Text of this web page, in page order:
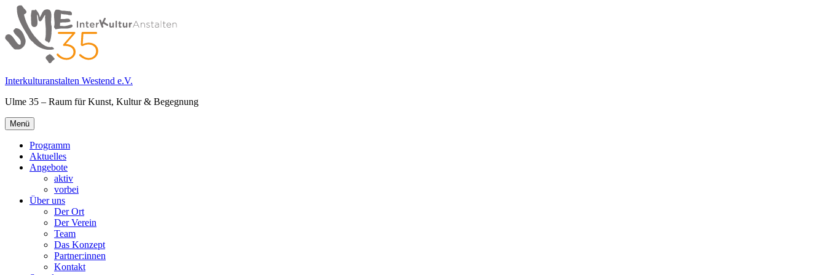
Springe
zum
Inhalt
Interkulturanstalten Westend e.V.
Ulme 35 – Raum für Kunst, Kultur & Begegnung
Primäres
Menü
Menü
Programm
Aktuelles
Angebote
aktiv
vorbei
Über uns
Der Ort
Der Verein
Team
Das Konzept
Partner:innen
Kontakt